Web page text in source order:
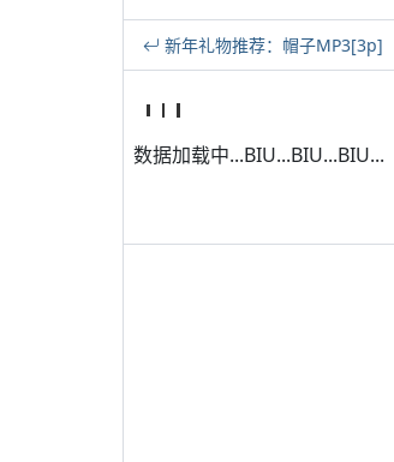
新年礼物推荐：帽子MP3[3p]
数据加载中...BIU...BIU...BIU...